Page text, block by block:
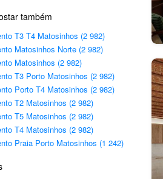
também
T3 T4 Matosinhos (2 982)
Matosinhos Norte (2 982)
Matosinhos (2 982)
T3 Porto Matosinhos (2 982)
Porto T4 Matosinhos (2 982)
T2 Matosinhos (2 982)
T5 Matosinhos (2 982)
T4 Matosinhos (2 982)
Praia Porto Matosinhos (1 242)